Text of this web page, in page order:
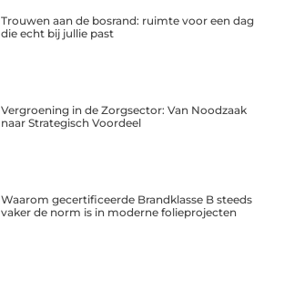
Trouwen aan de bosrand: ruimte voor een dag
die echt bij jullie past
Vergroening in de Zorgsector: Van Noodzaak
naar Strategisch Voordeel
Waarom gecertificeerde Brandklasse B steeds
vaker de norm is in moderne folieprojecten